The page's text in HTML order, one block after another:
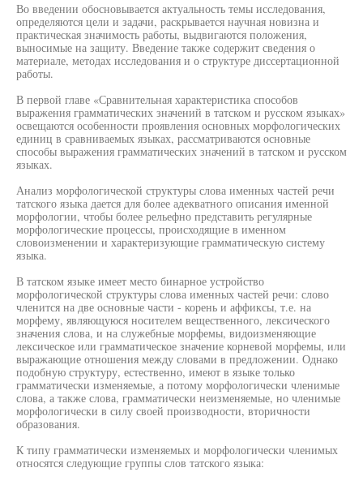
Во введении обосновывается актуальность темы исследования,
определяются цели и задачи, раскрывается научная новизна и
практическая значимость работы, выдвигаются положения,
выносимые на защиту. Введение также содержит сведения о
материале, методах исследования и о структуре диссертационной
работы.
В первой главе «Сравнительная характеристика способов
выражения грамматических значений в татском и русском языках»
освещаются особенности проявления основных морфологических
единиц в сравниваемых языках, рассматриваются основные
способы выражения грамматических значений в татском и русском
языках.
Анализ морфологической структуры слова именных частей речи
татского языка дается для более адекватного описания именной
морфологии, чтобы более рельефно представить регулярные
морфологические процессы, происходящие в именном
словоизменении и характеризующие грамматическую систему
языка.
В татском языке имеет место бинарное устройство
морфологической структуры слова именных частей речи: слово
членится на две основные части - корень и аффиксы, т.е. на
морфему, являющуюся носителем вещественного, лексического
значения слова, и на служебные морфемы, видоизменяющие
лексическое или грамматическое значение корневой морфемы, или
выражающие отношения между словами в предложении. Однако
подобную структуру, естественно, имеют в языке только
грамматически изменяемые, а потому морфологически членимые
слова, а также слова, грамматически неизменяемые, но членимые
морфологически в силу своей производности, вторичности
образования.
К типу грамматически изменяемых и морфологически членимых
относятся следующие группы слов татского языка: